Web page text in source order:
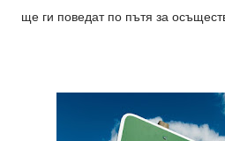
ще ги поведат по пътя за